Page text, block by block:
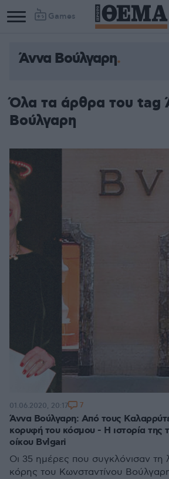
Games
Άννα Βούλγαρη
Όλα τα άρθρα του tag
Βούλγαρη
Άννα Βούλγαρη: Από τους
κορυφή του κόσμου - Η ιστορία της
οίκου Βvlgari
Οι 35 ημέρες που συγκλόνισαν τη
κόρης του Κωνσταντίνου
01.06.2020, 20:17 7